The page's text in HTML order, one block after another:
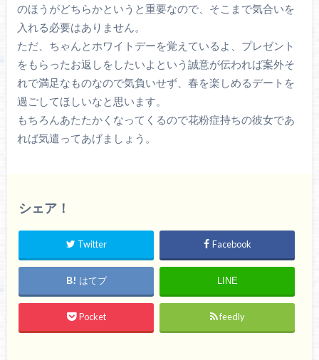
のほうがどちらかというと重要なので、そこまで気合いを
入れる必要はありません。
ただ、ちゃんとホワイトデーを覚えているよ、プレゼント
をもらったお返しをしたいよという誠意が伝われば案外そ
れで満足なものなので気負いせず、春を楽しめるデートを
過ごしてほしいなと思います。
もちろんあたたかくなってくるので花粉症持ちの彼女であ
れば気遣ってあげましょう。
シェア！
Twitter Facebook
はてブ LINE
Pocket feedly